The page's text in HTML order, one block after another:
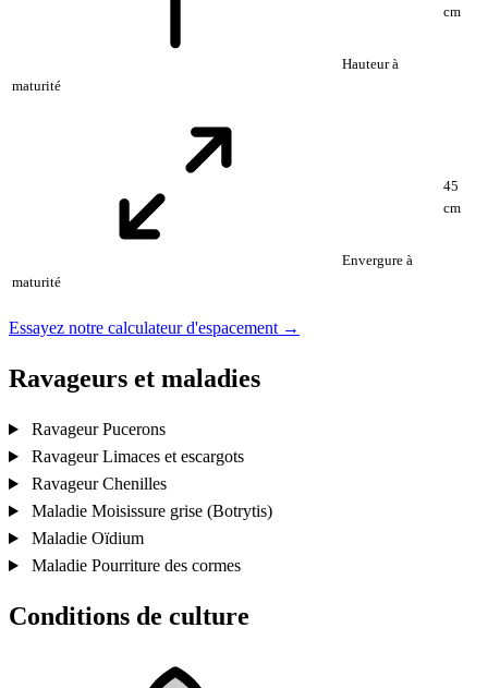
Hauteur à
maturité
cm
Envergure à
maturité
45
cm
Essayez notre calculateur d'espacement →
Ravageurs et maladies
RavageurPucerons
RavageurLimaces et escargots
RavageurChenilles
Maladie Moisissure grise (Botrytis)
Maladie Oïdium
Maladie Pourriture des cormes
Conditions de culture